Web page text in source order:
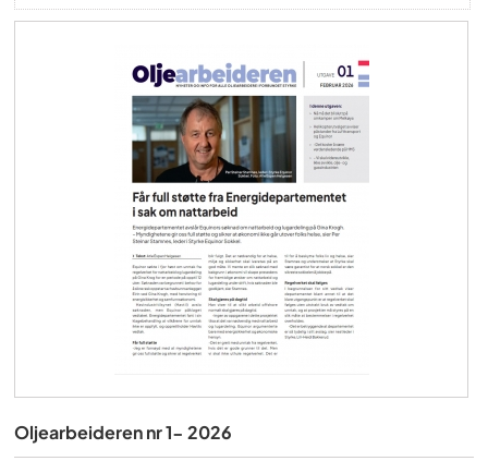
Oljearbeideren nr 1- 2026